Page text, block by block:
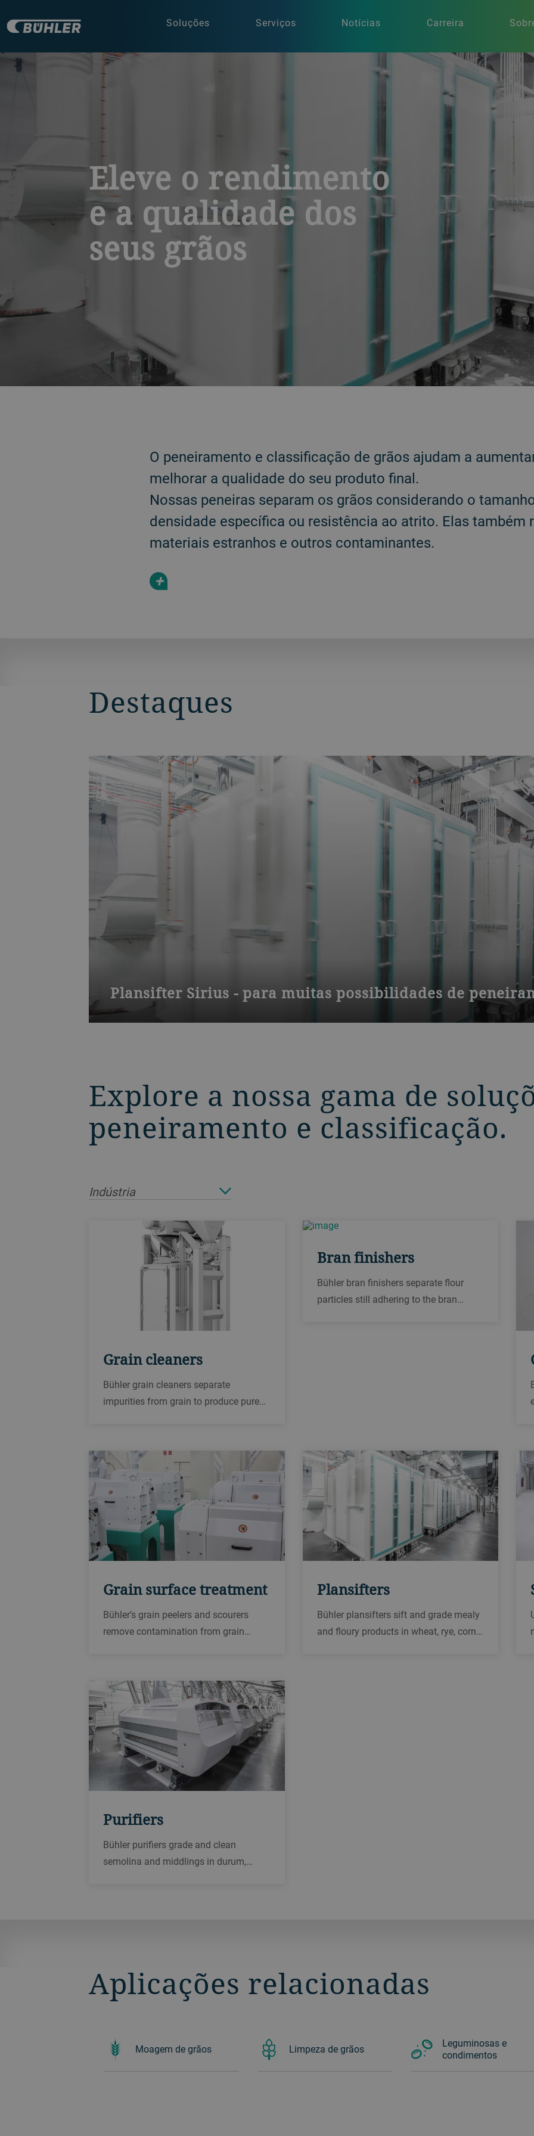
Soluções Serviços Notícias Carreira
Eleve o rendimento
e a qualidade dos
seus grãos
VOLTAR
O peneiramento e classificação de grãos ajudam a
melhorar a qualidade do seu produto final.
Nossas peneiras separam os grãos considerando o
densidade específica ou resistência ao atrito. Elas também
materiais estranhos e outros contaminantes.
+
Destaques
Plansifter Sirius - para muitas possibilidades de
O plansifter Sirius peneira e classifica produtos com granulação de grossa a fina. Seu projeto
um amplo campo de aplicações e capacidades de processamento.
Explore a nossa gama de
peneiramento e classificação.
Indústria
Grain cleaners
Bühler grain cleaners separate
impurities from grain to produce pure
Bran finishers
Bühler bran finishers separate flour
particles still adhering to the bran
Grain surface treatment
Bühler’s grain peelers and scourers
remove contamination from grain
semolina.
Plansifters
Bühler plansifters sift and grade mealy
and floury products in wheat, rye, corn
Purifiers
Bühler purifiers grade and clean
semolina and middlings in durum,
Aplicações relacionadas
Moagem de grãos Limpeza de grãos
Leguminosas e
condimentos